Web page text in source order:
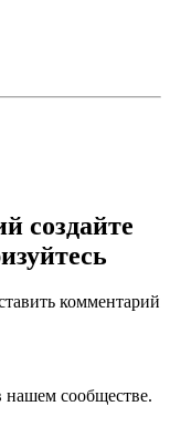
создайте
комментарий
нашем сообществе.